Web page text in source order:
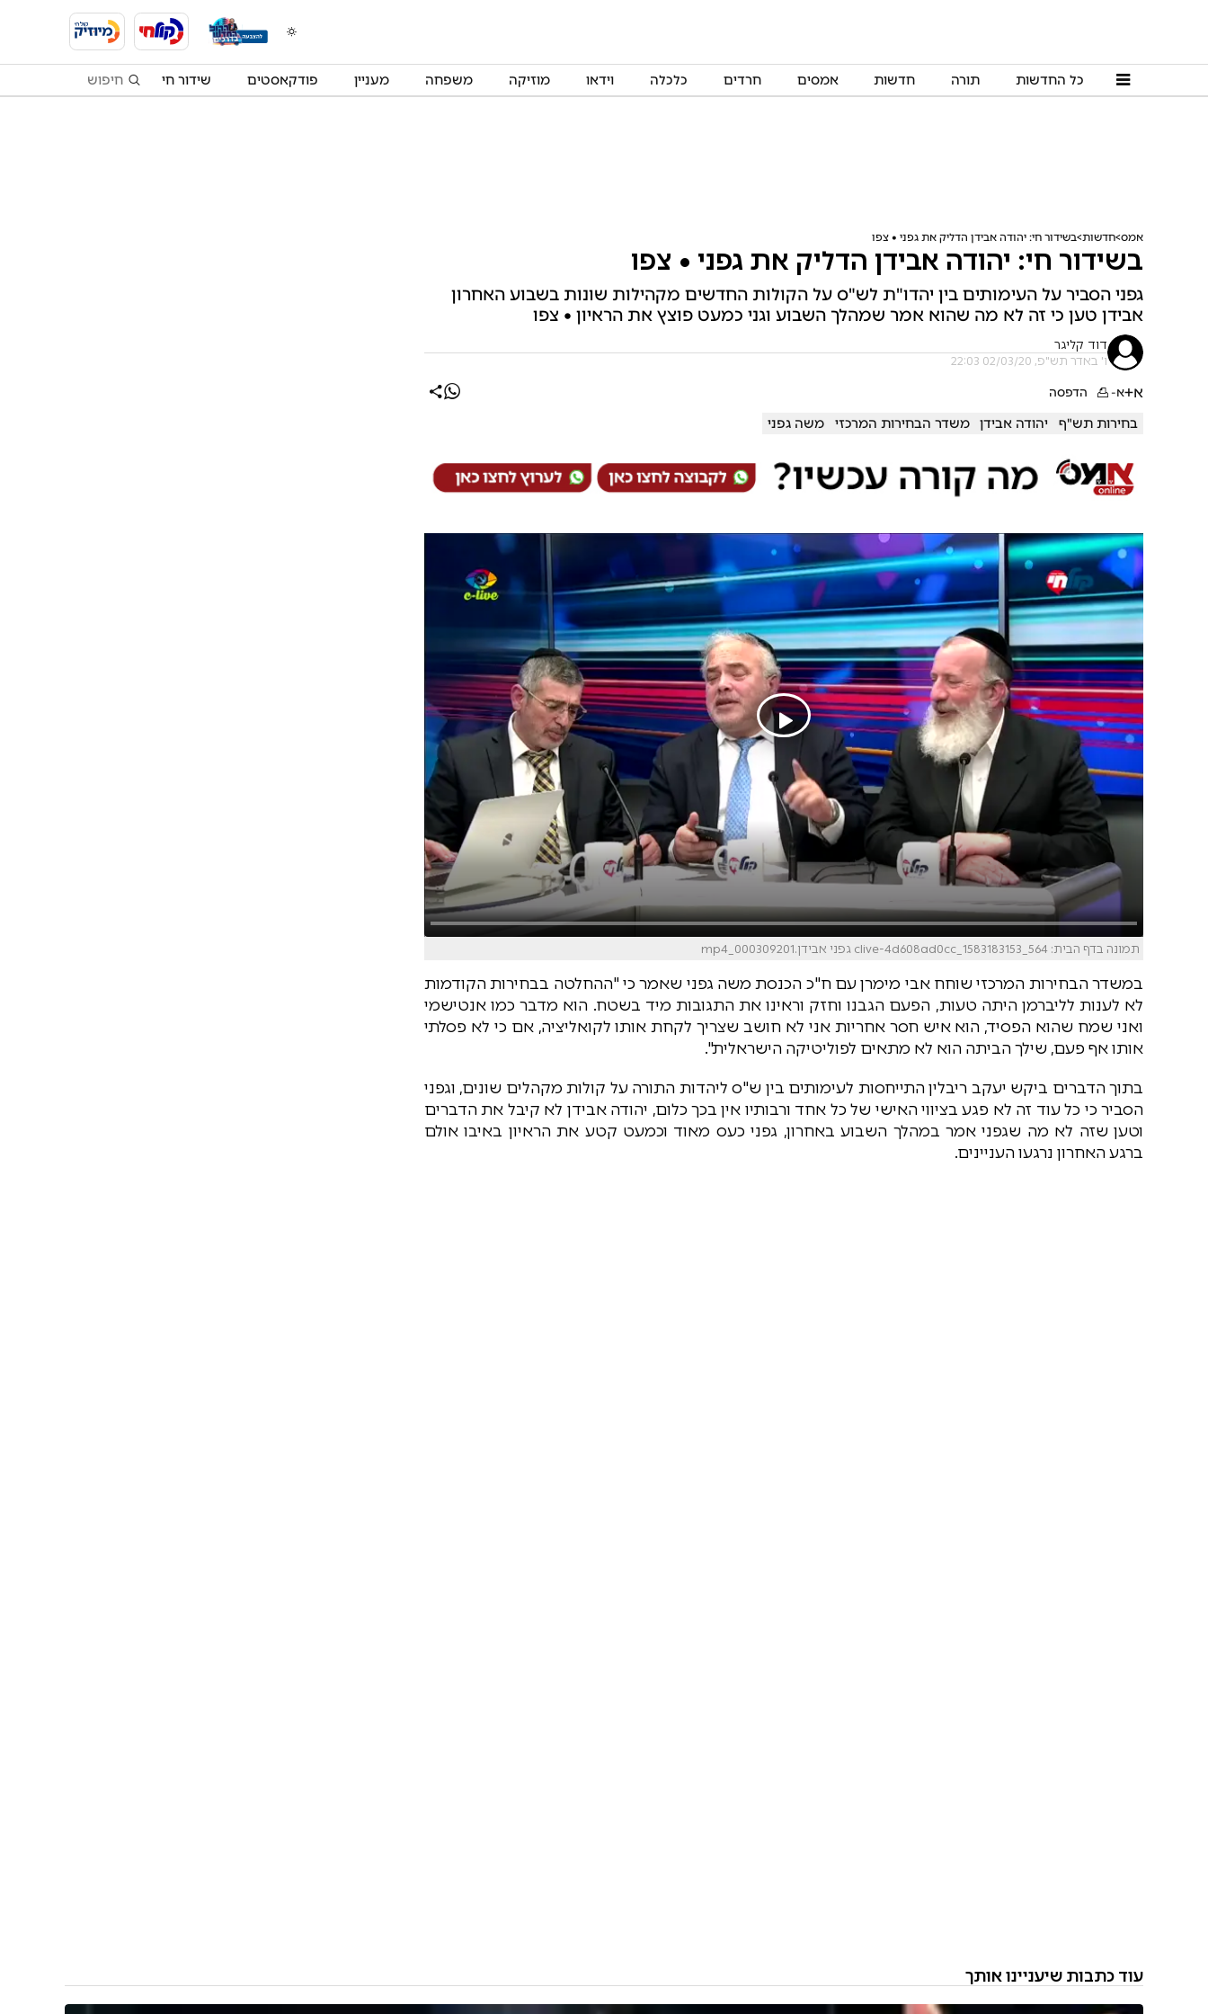
כל החדשות תורה חדשות אמסים חרדים כלכלה וידאו מוזיקה משפחה מעניין פודקאסטים שידור חי
אמס חדשות בשידור חי: יהודה אבידן הדליק את גפני • צפו
בשידור חי: יהודה אבידן הדליק את גפני • צפו
גפני הסביר על העימותים בין יהדו"ת לש"ס על הקולות החדשים מקהילות שונות בשבוע האחרון
אבידן טען כי זה לא מה שהוא אמר שמהלך השבוע וגני כמעט פוצץ את הראיון • צפו
דוד קליגר
ו' באדר תש"פ, 02/03/20 22:03
א+א- הדפסה
בחירות תש"ף יהודה אבידן משדר הבחירות המרכזי משה גפני
תמונה בדף הבית: clive-4d608ad0cc_1583183153_564 גפני אבידן.mp4_000309201
במשדר הבחירות המרכזי שוחח אבי מימרן עם ח"כ הכנסת משה גפני שאמר כי "ההחלטה בבחירות הקודמות
לא לענות לליברמן היתה טעות, הפעם הגבנו וחזק וראינו את התגובות מיד בשטח. הוא מדבר כמו אנטישמי
ואני שמח שהוא הפסיד, הוא איש חסר אחריות אני לא חושב שצריך לקחת אותו לקואליציה, אם כי לא פסלתי
אותו אף פעם, שילך הביתה הוא לא מתאים לפוליטיקה הישראלית".
בתוך הדברים ביקש יעקב ריבלין התייחסות לעימותים בין ש"ס ליהדות התורה על קולות מקהלים שונים, וגפני
הסביר כי כל עוד זה לא פגע בציווי האישי של כל אחד ורבותיו אין בכך כלום, יהודה אבידן לא קיבל את הדברים
וטען שזה לא מה שגפני אמר במהלך השבוע באחרון, גפני כעס מאוד וכמעט קטע את הראיון באיבו אולם
ברגע האחרון נרגעו העניינים.
עוד כתבות שיעניינו אותך